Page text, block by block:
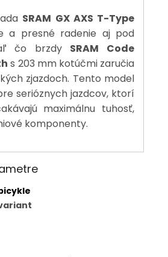
SRAM GX AXS T-Type
a presné radenie aj pod
čo brzdy SRAM Code
s 203 mm kotúčmi zaručia
zjazdoch. Tento model
serióznych jazdcov, ktorí
maximálnu tuhosť,
komponenty.